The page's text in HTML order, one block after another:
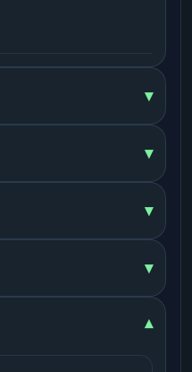
▾
▾
▾
▾
▾